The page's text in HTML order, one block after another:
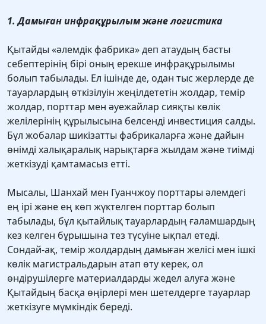
1. Дамыған инфрақұрылым және логистика
Қытайды «әлемдік фабрика» деп атаудың басты
себептерінің бірі оның ерекше инфрақұрылымы
болып табылады. Ел ішінде де, одан тыс жерлерде де
тауарлардың өткізілуін жеңілдететін жолдар, темір
жолдар, порттар мен әуежайлар сияқты көлік
желілерінің құрылысына белсенді инвестиция салды.
Бұл жобалар шикізатты фабрикаларға және дайын
өнімді халықаралық нарықтарға жылдам және тиімді
жеткізуді қамтамасыз етті.
Мысалы, Шанхай мен Гуанчжоу порттары әлемдегі
ең ірі және ең көп жүктелген порттар болып
табылады, бұл қытайлық тауарлардың ғаламшардың
кез келген бұрышына тез түсуіне ықпал етеді.
Сондай-ақ, темір жолдардың дамыған желісі мен ішкі
көлік магистральдарын атап өту керек, ол
өндірушілерге материалдарды жедел алуға және
Қытайдың басқа өңірлері мен шетелдерге тауарлар
жеткізуге мүмкіндік береді.